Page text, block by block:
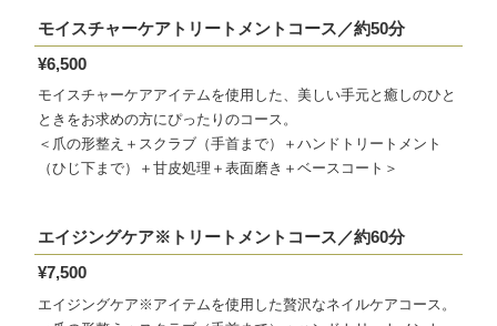
モイスチャーケアトリートメントコース／約50分
¥6,500
モイスチャーケアアイテムを使用した、美しい手元と癒しのひと
ときをお求めの方にぴったりのコース。
＜爪の形整え＋スクラブ（手首まで）＋ハンドトリートメント
（ひじ下まで）＋甘皮処理＋表面磨き＋ベースコート＞
エイジングケア※トリートメントコース／約60分
¥7,500
エイジングケア※アイテムを使用した贅沢なネイルケアコース。